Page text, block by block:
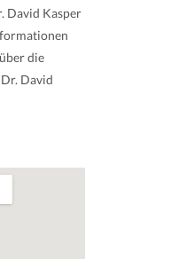
David Kasper
die
David